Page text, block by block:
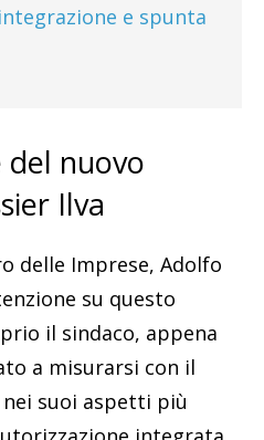
e spunta
nuovo
Ilva
delle Imprese, Adolfo
su questo
il sindaco, appena
a misurarsi con il
suoi aspetti più